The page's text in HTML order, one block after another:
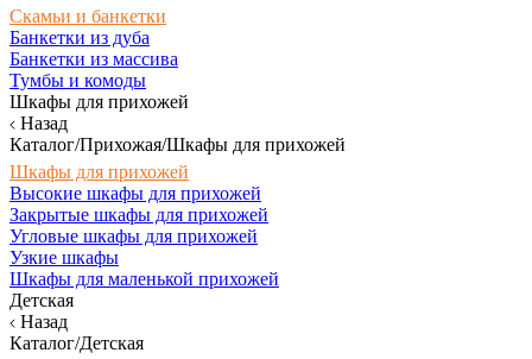
Скамьи и банкетки
Банкетки из дуба
Банкетки из массива
Тумбы и комоды
Шкафы для прихожей
Назад
Каталог/Прихожая/Шкафы для прихожей
Шкафы для прихожей
Высокие шкафы для прихожей
Закрытые шкафы для прихожей
Угловые шкафы для прихожей
Узкие шкафы
Шкафы для маленькой прихожей
Детская
Назад
Каталог/Детская